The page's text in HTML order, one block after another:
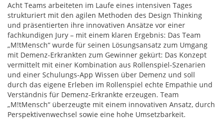
Acht Teams arbeiteten im Laufe eines intensiven Tages
strukturiert mit den agilen Methoden des Design Thinking
und präsentierten ihre innovativen Ansätze vor einer
fachkundigen Jury – mit einem klaren Ergebnis: Das Team
„M!tMensch“ wurde für seinen Lösungsansatz zum Umgang
mit Demenz-Erkrankten zum Gewinner gekürt: Das Konzept
vermittelt mit einer Kombination aus Rollenspiel-Szenarien
und einer Schulungs-App Wissen über Demenz und soll
durch das eigene Erleben im Rollenspiel echte Empathie und
Verständnis für Demenz-Erkrankte erzeugen. Team
„M!tMensch“ überzeugte mit einem innovativen Ansatz, durch
Perspektivenwechsel sowie eine hohe Umsetzbarkeit.